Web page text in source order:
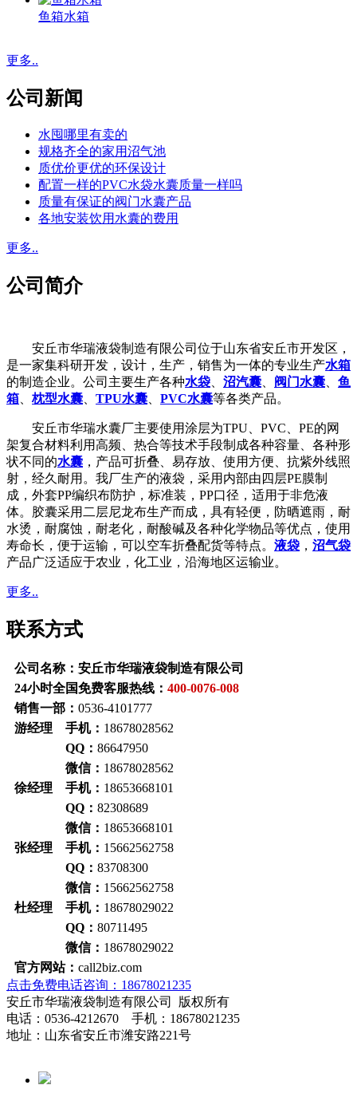
鱼箱水箱
更多..
公司新闻
水囤哪里有卖的
规格齐全的家用沼气池
质优价更优的环保设计
配置一样的PVC水袋水囊质量一样吗
质量有保证的阀门水囊产品
各地安装饮用水囊的费用
更多..
公司简介
安丘市华瑞液袋制造有限公司位于山东省安丘市开发区，
是一家集科研开发，设计，生产，销售为一体的专业生产水箱
的制造企业。公司主要生产各种水袋、 沼汽囊、 阀门水囊、 鱼
箱、 枕型水囊、 TPU水囊、 PVC水囊等各类产品。
安丘市华瑞水囊厂主要使用涂层为TPU、PVC、PE的网
架复合材料利用高频、热合等技术手段制成各种容量、各种形
状不同的水囊 ，产品可折叠、易存放、使用方便、抗紫外线照
射，经久耐用。我厂生产的液袋，采用内部由四层PE膜制
成，外套PP编织布防护，标准装，PP口径，适用于非危液
体。胶囊采用二层尼龙布生产而成，具有轻便，防晒遮雨，耐
水烫，耐腐蚀，耐老化，耐酸碱及各种化学物品等优点，使用
寿命长，便于运输，可以空车折叠配货等特点。 液袋 ， 沼气袋
产品广泛适应于农业，化工业，沿海地区运输业。
更多..
联系方式
公司名称：安丘市华瑞液袋制造有限公司
24小时全国免费客服热线： 400-0076-008
销售一部： 0536-4101777
游经理 手机： 18678028562
QQ： 86647950
微信： 18678028562
徐经理 手机： 18653668101
QQ： 82308689
微信： 18653668101
张经理 手机： 15662562758
QQ： 83708300
微信： 15662562758
杜经理 手机： 18678029022
QQ： 80711495
微信： 18678029022
官方网站： call2biz.com
点击免费电话咨询：18678021235
安丘市华瑞液袋制造有限公司 版权所有
电话：0536-4212670 手机：18678021235
地址：山东省安丘市潍安路221号